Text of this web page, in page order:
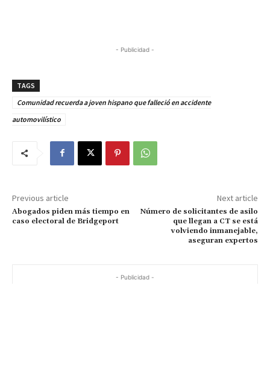
- Publicidad -
TAGS
Comunidad recuerda a joven hispano que falleció en accidente
automovilístico
Previous article
Abogados piden más tiempo en
caso electoral de Bridgeport
Next article
Número de solicitantes de asilo
que llegan a CT se está
volviendo inmanejable,
aseguran expertos
- Publicidad -